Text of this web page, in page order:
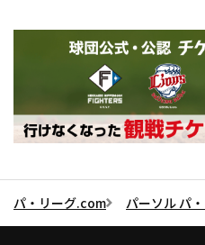
パ・リーグ.com パーソル パ